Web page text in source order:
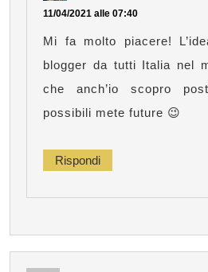
11/04/2021 alle 07:40
Mi fa molto piacere!
blogger da tutti Italia nel
che anch’io scopro
possibili mete future 😉
Rispondi